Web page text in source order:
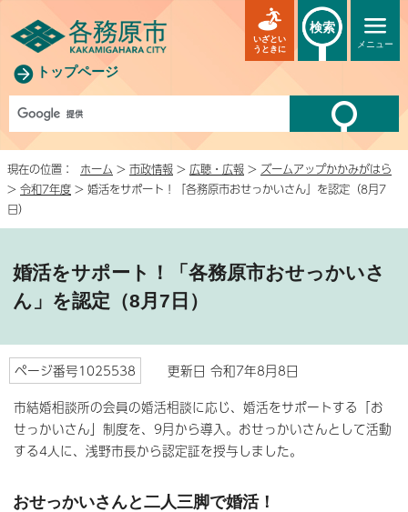
トップページ
メニュー
いざとい
うときに
検索
現在の位置： ホーム > 市政情報 > 広聴・広報 > ズームアップかかみがはら
> 令和7年度 > 婚活をサポート！「各務原市おせっかいさん」を認定（8月7
日）
婚活をサポート！「各務原市おせっかいさ
ん」を認定（8月7日）
ページ番号1025538
更新日 令和7年8月8日
市結婚相談所の会員の婚活相談に応じ、婚活をサポートする「お
せっかいさん」制度を、9月から導入。おせっかいさんとして活動
する4人に、浅野市長から認定証を授与しました。
おせっかいさんと二人三脚で婚活！